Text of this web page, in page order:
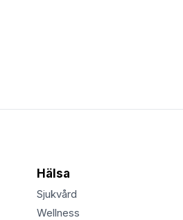
Hälsa
Sjukvård
Wellness